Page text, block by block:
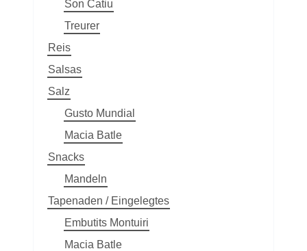
Son Catiu
Treurer
Reis
Salsas
Salz
Gusto Mundial
Macia Batle
Snacks
Mandeln
Tapenaden / Eingelegtes
Embutits Montuiri
Macia Batle